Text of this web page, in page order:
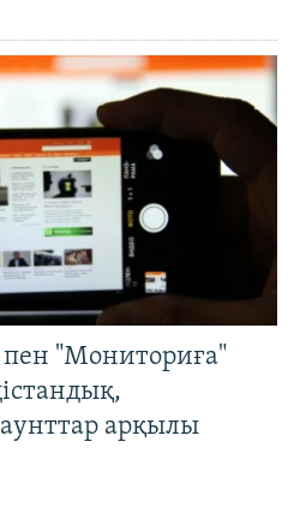
пен "Мониториға"
арқылы